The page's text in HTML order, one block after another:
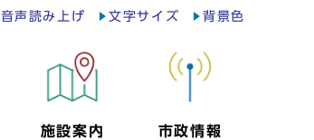
音声読み上げ 文字サイズ 背景色
施設案内 市政情報